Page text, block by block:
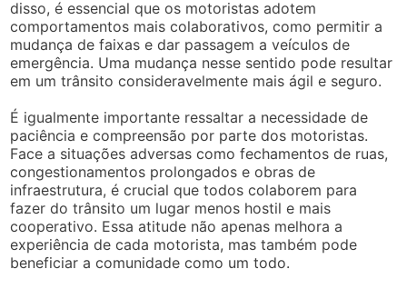
disso, é essencial que os motoristas adotem
comportamentos mais colaborativos, como permitir a
mudança de faixas e dar passagem a veículos de
emergência. Uma mudança nesse sentido pode resultar
em um trânsito consideravelmente mais ágil e seguro.
É igualmente importante ressaltar a necessidade de
paciência e compreensão por parte dos motoristas.
Face a situações adversas como fechamentos de ruas,
congestionamentos prolongados e obras de
infraestrutura, é crucial que todos colaborem para
fazer do trânsito um lugar menos hostil e mais
cooperativo. Essa atitude não apenas melhora a
experiência de cada motorista, mas também pode
beneficiar a comunidade como um todo.